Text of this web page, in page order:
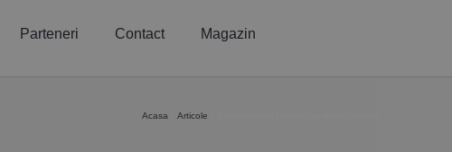
Parteneri Contact Magazin
Acasa Articole